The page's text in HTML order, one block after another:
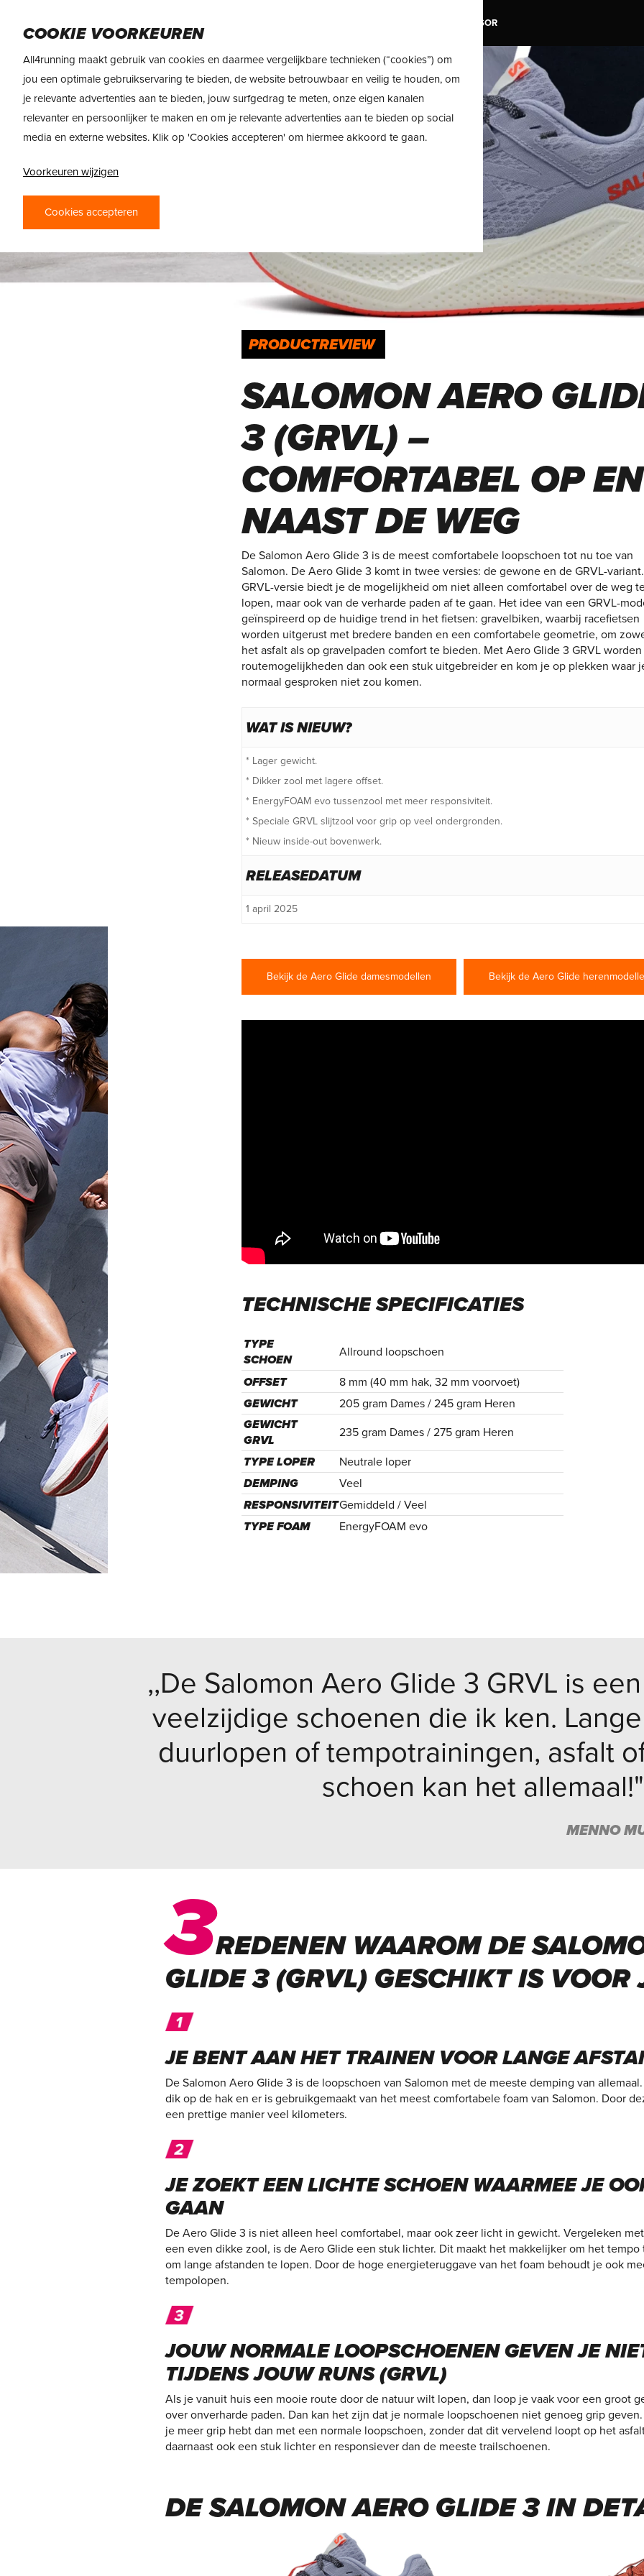
main
content
SHOE ADVISOR
PRODUCTREVIEW
SALOMON AERO
3 (GRVL) –
COMFORTABEL OP EN
NAAST DE WEG
De Salomon Aero Glide 3 is de meest comfortabele loopschoen tot nu toe van
Salomon. De Aero Glide 3 komt in twee versies: de gewone en de GRVL-
GRVL-versie biedt je de mogelijkheid om niet alleen comfortabel over de weg
lopen, maar ook van de verharde paden af te gaan. Het idee van een GRVL-
geïnspireerd op de huidige trend in het fietsen: gravelbiken, waarbij racefietsen
worden uitgerust met bredere banden en een comfortabele geometrie, om
het asfalt als op gravelpaden comfort te bieden. Met Aero Glide 3 GRVL
routemogelijkheden dan ook een stuk uitgebreider en kom je op plekken waar
normaal gesproken niet zou komen.
WAT IS NIEUW?
* Lager gewicht.
* Dikker zool met lagere offset.
* EnergyFOAM evo tussenzool met meer responsiviteit.
* Speciale GRVL slijtzool voor grip op veel ondergronden.
* Nieuw inside-out bovenwerk.
RELEASEDATUM
1 april 2025
Bekijk de Aero Glide damesmodellen Bekijk de Aero Glide
TECHNISCHE SPECIFICATIES
TYPE
SCHOEN
Allround loopschoen
OFFSET
8 mm (40 mm hak, 32 mm voorvoet)
GEWICHT
205 gram Dames / 245 gram Heren
GEWICHT
GRVL
235 gram Dames / 275 gram Heren
TYPE LOPER
Neutrale loper
DEMPING
Veel
RESPONSIVITEITGemiddeld / Veel
TYPE FOAM
EnergyFOAM evo
,,De Salomon Aero Glide 3 GRVL is
veelzijdige schoenen die ik ken.
duurlopen of tempotrainingen, asfalt
schoen kan het allemaal!"
MENNO
3REDENEN WAAROM DE
GLIDE 3 (GRVL) GESCHIKT IS VOOR
JE BENT AAN HET TRAINEN VOOR LANGE
De Salomon Aero Glide 3 is de loopschoen van Salomon met de meeste demping van
dik op de hak en er is gebruikgemaakt van het meest comfortabele foam van Salomon. Door
een prettige manier veel kilometers.
JE ZOEKT EEN LICHTE SCHOEN WAARMEE JE
GAAN
De Aero Glide 3 is niet alleen heel comfortabel, maar ook zeer licht in gewicht. Vergeleken
een even dikke zool, is de Aero Glide een stuk lichter. Dit maakt het makkelijker om het
om lange afstanden te lopen. Door de hoge energieteruggave van het foam behoudt je ook
tempolopen.
JOUW NORMALE LOOPSCHOENEN GEVEN JE
TIJDENS JOUW RUNS (GRVL)
Als je vanuit huis een mooie route door de natuur wilt lopen, dan loop je vaak voor een groot
over onverharde paden. Dan kan het zijn dat je normale loopschoenen niet genoeg grip
je meer grip hebt dan met een normale loopschoen, zonder dat dit vervelend loopt op het
daarnaast ook een stuk lichter en responsiever dan de meeste trailschoenen.
DE SALOMON AERO GLIDE 3 IN
COOKIE VOORKEUREN
All4running maakt gebruik van cookies en daarmee vergelijkbare technieken (“cookies”) om
jou een optimale gebruikservaring te bieden, de website betrouwbaar en veilig te houden, om
je relevante advertenties aan te bieden, jouw surfgedrag te meten, onze eigen kanalen
relevanter en persoonlijker te maken en om je relevante advertenties aan te bieden op social
media en externe websites. Klik op 'Cookies accepteren' om hiermee akkoord te gaan.
Voorkeuren wijzigen
Cookies accepteren